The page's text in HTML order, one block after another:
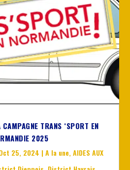
TRANS ‘SPORT EN
2025
25, 2024 |A la une,AIDES AUX